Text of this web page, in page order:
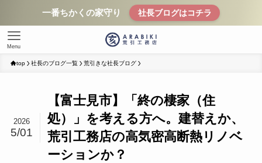
一番ちかくの家守り 社長ブログはコチラ
Menu
top 社長のブログ一覧 荒引きな社長ブログ
【富士見市】「終の棲家（住
処）」を考える方へ。建替えか、
荒引工務店の高気密高断熱リノベ
ーションか？
2026
5/01